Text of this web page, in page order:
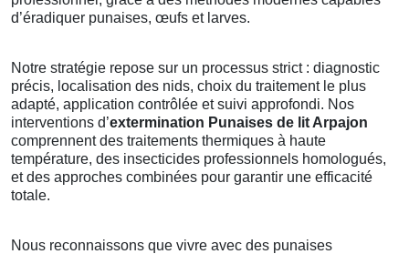
d’éradiquer punaises, œufs et larves.
Notre stratégie repose sur un processus strict : diagnostic
précis, localisation des nids, choix du traitement le plus
adapté, application contrôlée et suivi approfondi. Nos
interventions d’extermination Punaises de lit Arpajon
comprennent des traitements thermiques à haute
température, des insecticides professionnels homologués,
et des approches combinées pour garantir une efficacité
totale.
Nous reconnaissons que vivre avec des punaises